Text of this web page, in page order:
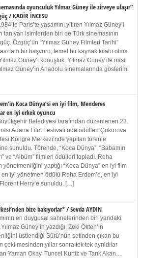
oyunculuk Yılmaz Güney ile zirveye ulaşır”
/ KADİR İNCESU
Paris’te yaşamını yitiren Yılmaz Güney’i
tanıyan isimlerden biri de Türk sinemasının
Özgüç’ün “Yılmaz Güney Filmleri Tarihi”
tam bir başvuru, temel bir kaynak kitabı olma
Güney’i konuştuk. Yılmaz Güney ile nasıl
Güney’in Anadolu sinemalarında gösterimi
Koca Dünya’si en iyi film, Menderes
en iyi erkek oyuncu
Belediyesi tarafından düzenlenen 23.
Adana Film Festivali’nde ödüllen Çukurova
Kongre Merkezi’nde yapılan törenle
sunuldu. Törende, “Koca Dünya”, “Babamın
ve “Albüm” filmleri ödülleri topladı. Reha
yönetmenliğini yaptığı “Koca Dünya” en iyi film
iyi yönetmen ödülü Reha Erdem’e, en iyi
Herry’e sunuldu. […]
bize bakıyorlar* / Sevda AYDIN
en duygusal sahnelerinden biri yandaki
Güney’in yazdığı, Zeki Ökten’in
üstlendiği Sürü’nün setinden çıkan bu
çekilmesinden yıllar sonra tek tek ayrıldılar
Yaman Okay, Tuncel Kurtiz ve Tarık Akan…